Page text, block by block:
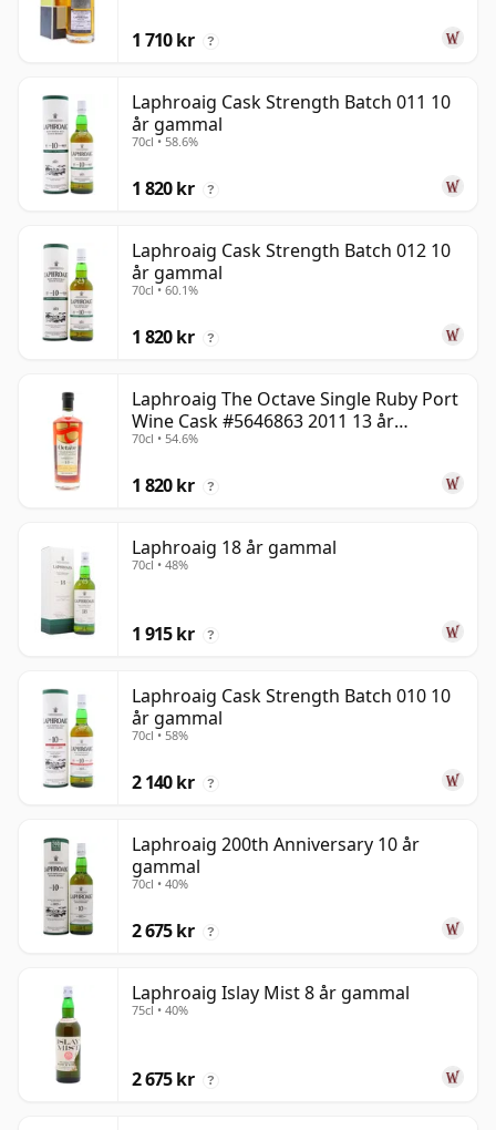
1 710 kr ?
Laphroaig Cask Strength Batch 011 10
år gammal
70cl • 58.6%
1 820 kr ?
Laphroaig Cask Strength Batch 012 10
år gammal
70cl • 60.1%
1 820 kr ?
Laphroaig The Octave Single Ruby Port
Wine Cask #5646863 2011 13 år
gammal
70cl • 54.6%
1 820 kr ?
Laphroaig 18 år gammal
70cl • 48%
1 915 kr ?
Laphroaig Cask Strength Batch 010 10
år gammal
70cl • 58%
2 140 kr ?
Laphroaig 200th Anniversary 10 år
gammal
70cl • 40%
2 675 kr ?
Laphroaig Islay Mist 8 år gammal
75cl • 40%
2 675 kr ?